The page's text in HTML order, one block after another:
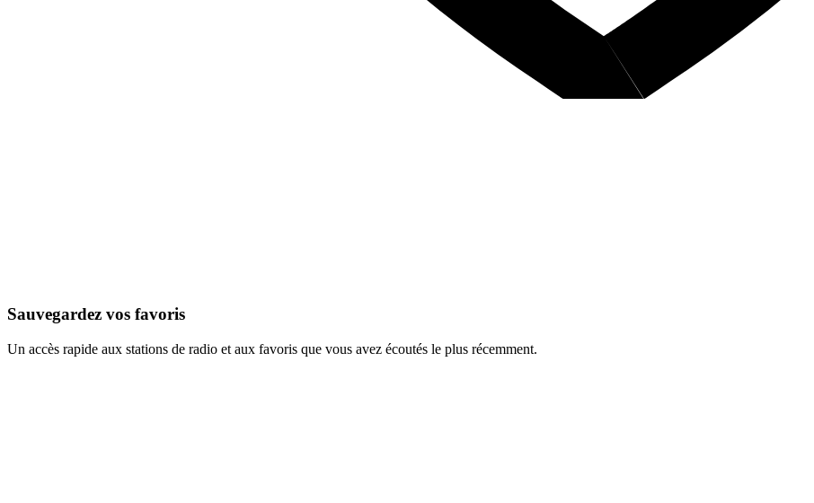
Sauvegardez vos favoris
Un accès rapide aux stations de radio et aux favoris que vous avez écoutés le plus récemment.